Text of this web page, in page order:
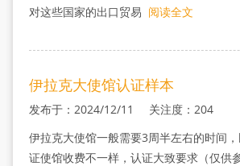
对这些国家的出口贸易 阅读全文
伊拉克大使馆认证样本
发布于：2024/12/11 关注度：204
伊拉克大使馆一般需要3周半左右的时间
证使馆收费不一样，认证大致要求（仅供